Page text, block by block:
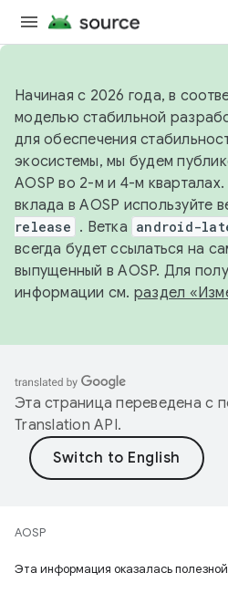
Начиная с 2026 года, в
моделью стабильной
для обеспечения
экосистемы, мы будем
AOSP во 2-м и 4-м
вклада в AOSP используйте
release . Ветка android-
всегда будет ссылаться на
выпущенный в AOSP. Для
информации см. раздел
Эта страница переведена с
Translation API.
AOSP
Эта информация оказалась